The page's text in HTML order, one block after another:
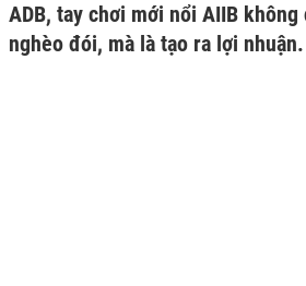
ADB, tay chơi mới nổi AIIB
nghèo đói, mà là tạo ra lợi nhuận.